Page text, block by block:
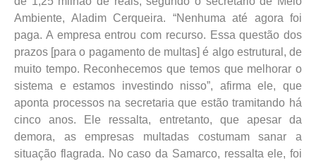
Ambiente, Aladim Cerqueira. “Nenhuma até agora foi
paga. A empresa entrou com recurso. Essa questão dos
prazos [para o pagamento de multas] é algo estrutural, de
muito tempo. Reconhecemos que temos que melhorar o
sistema e estamos investindo nisso”, afirma ele, que
aponta processos na secretaria que estão tramitando há
cinco anos. Ele ressalta, entretanto, que apesar da
demora, as empresas multadas costumam sanar a
situação flagrada. No caso da Samarco, ressalta ele, foi